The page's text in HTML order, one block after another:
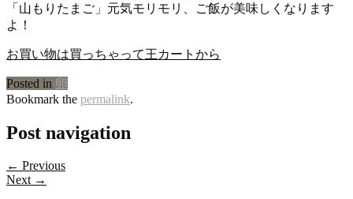
「山もりたまご」元気モリモリ、ご飯が美味しくなります
よ！
お買い物は買っちゃって王カートから
Posted in 卵
Bookmark the permalink.
Post navigation
← Previous
Next →